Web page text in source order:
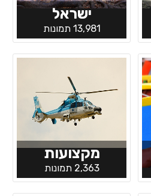
ישראל
13,981 תמונות
מקצועות
2,363 תמונות